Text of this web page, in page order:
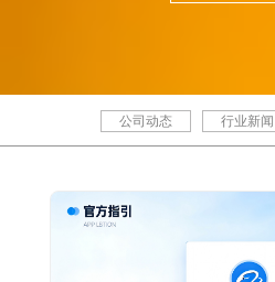
公司动态 行业新闻